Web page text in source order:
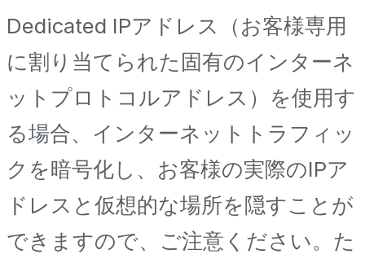
Dedicated IPアドレス（お客様専用
に割り当てられた固有のインターネ
ットプロトコルアドレス）を使用す
る場合、インターネットトラフィッ
クを暗号化し、お客様の実際のIPア
ドレスと仮想的な場所を隠すことが
できますので、ご注意ください。た